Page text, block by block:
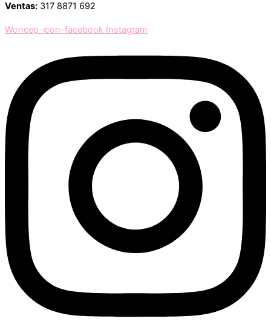
Ventas: 317 8871 692
Woncep-icon-facebook Instagram